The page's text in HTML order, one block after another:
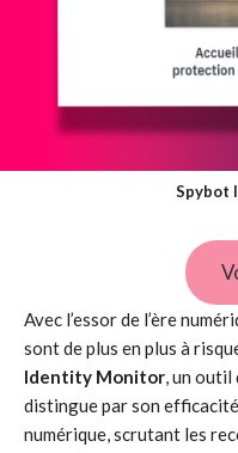
Spybot
Avec l’essor de l’ère
sont de plus en plus à
Identity Monitor, un outil
distingue par son
numérique, scrutant les